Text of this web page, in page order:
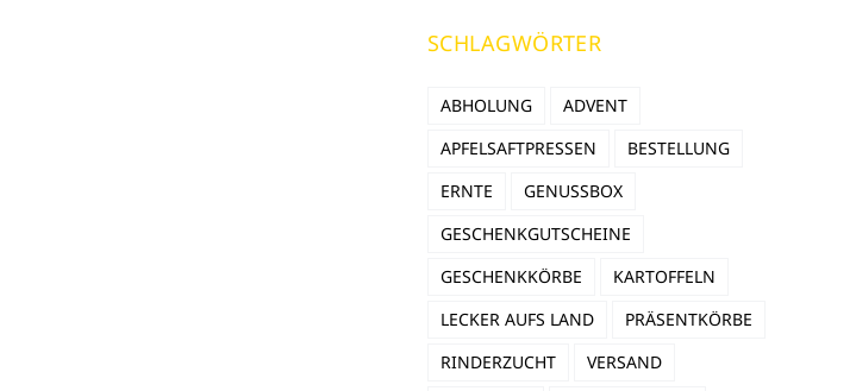
SCHLAGWÖRTER
ABHOLUNG
ADVENT
APFELSAFTPRESSEN
BESTELLUNG
ERNTE
GENUSSBOX
GESCHENKGUTSCHEINE
GESCHENKKÖRBE
KARTOFFELN
LECKER AUFS LAND
PRÄSENTKÖRBE
RINDERZUCHT
VERSAND